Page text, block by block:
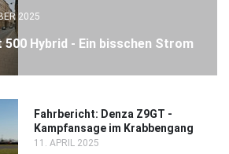
2025
Hybrid - Ein bisschen Strom
Fahrbericht: Denza Z9GT -
Kampfansage im Krabbengang
11. APRIL 2025